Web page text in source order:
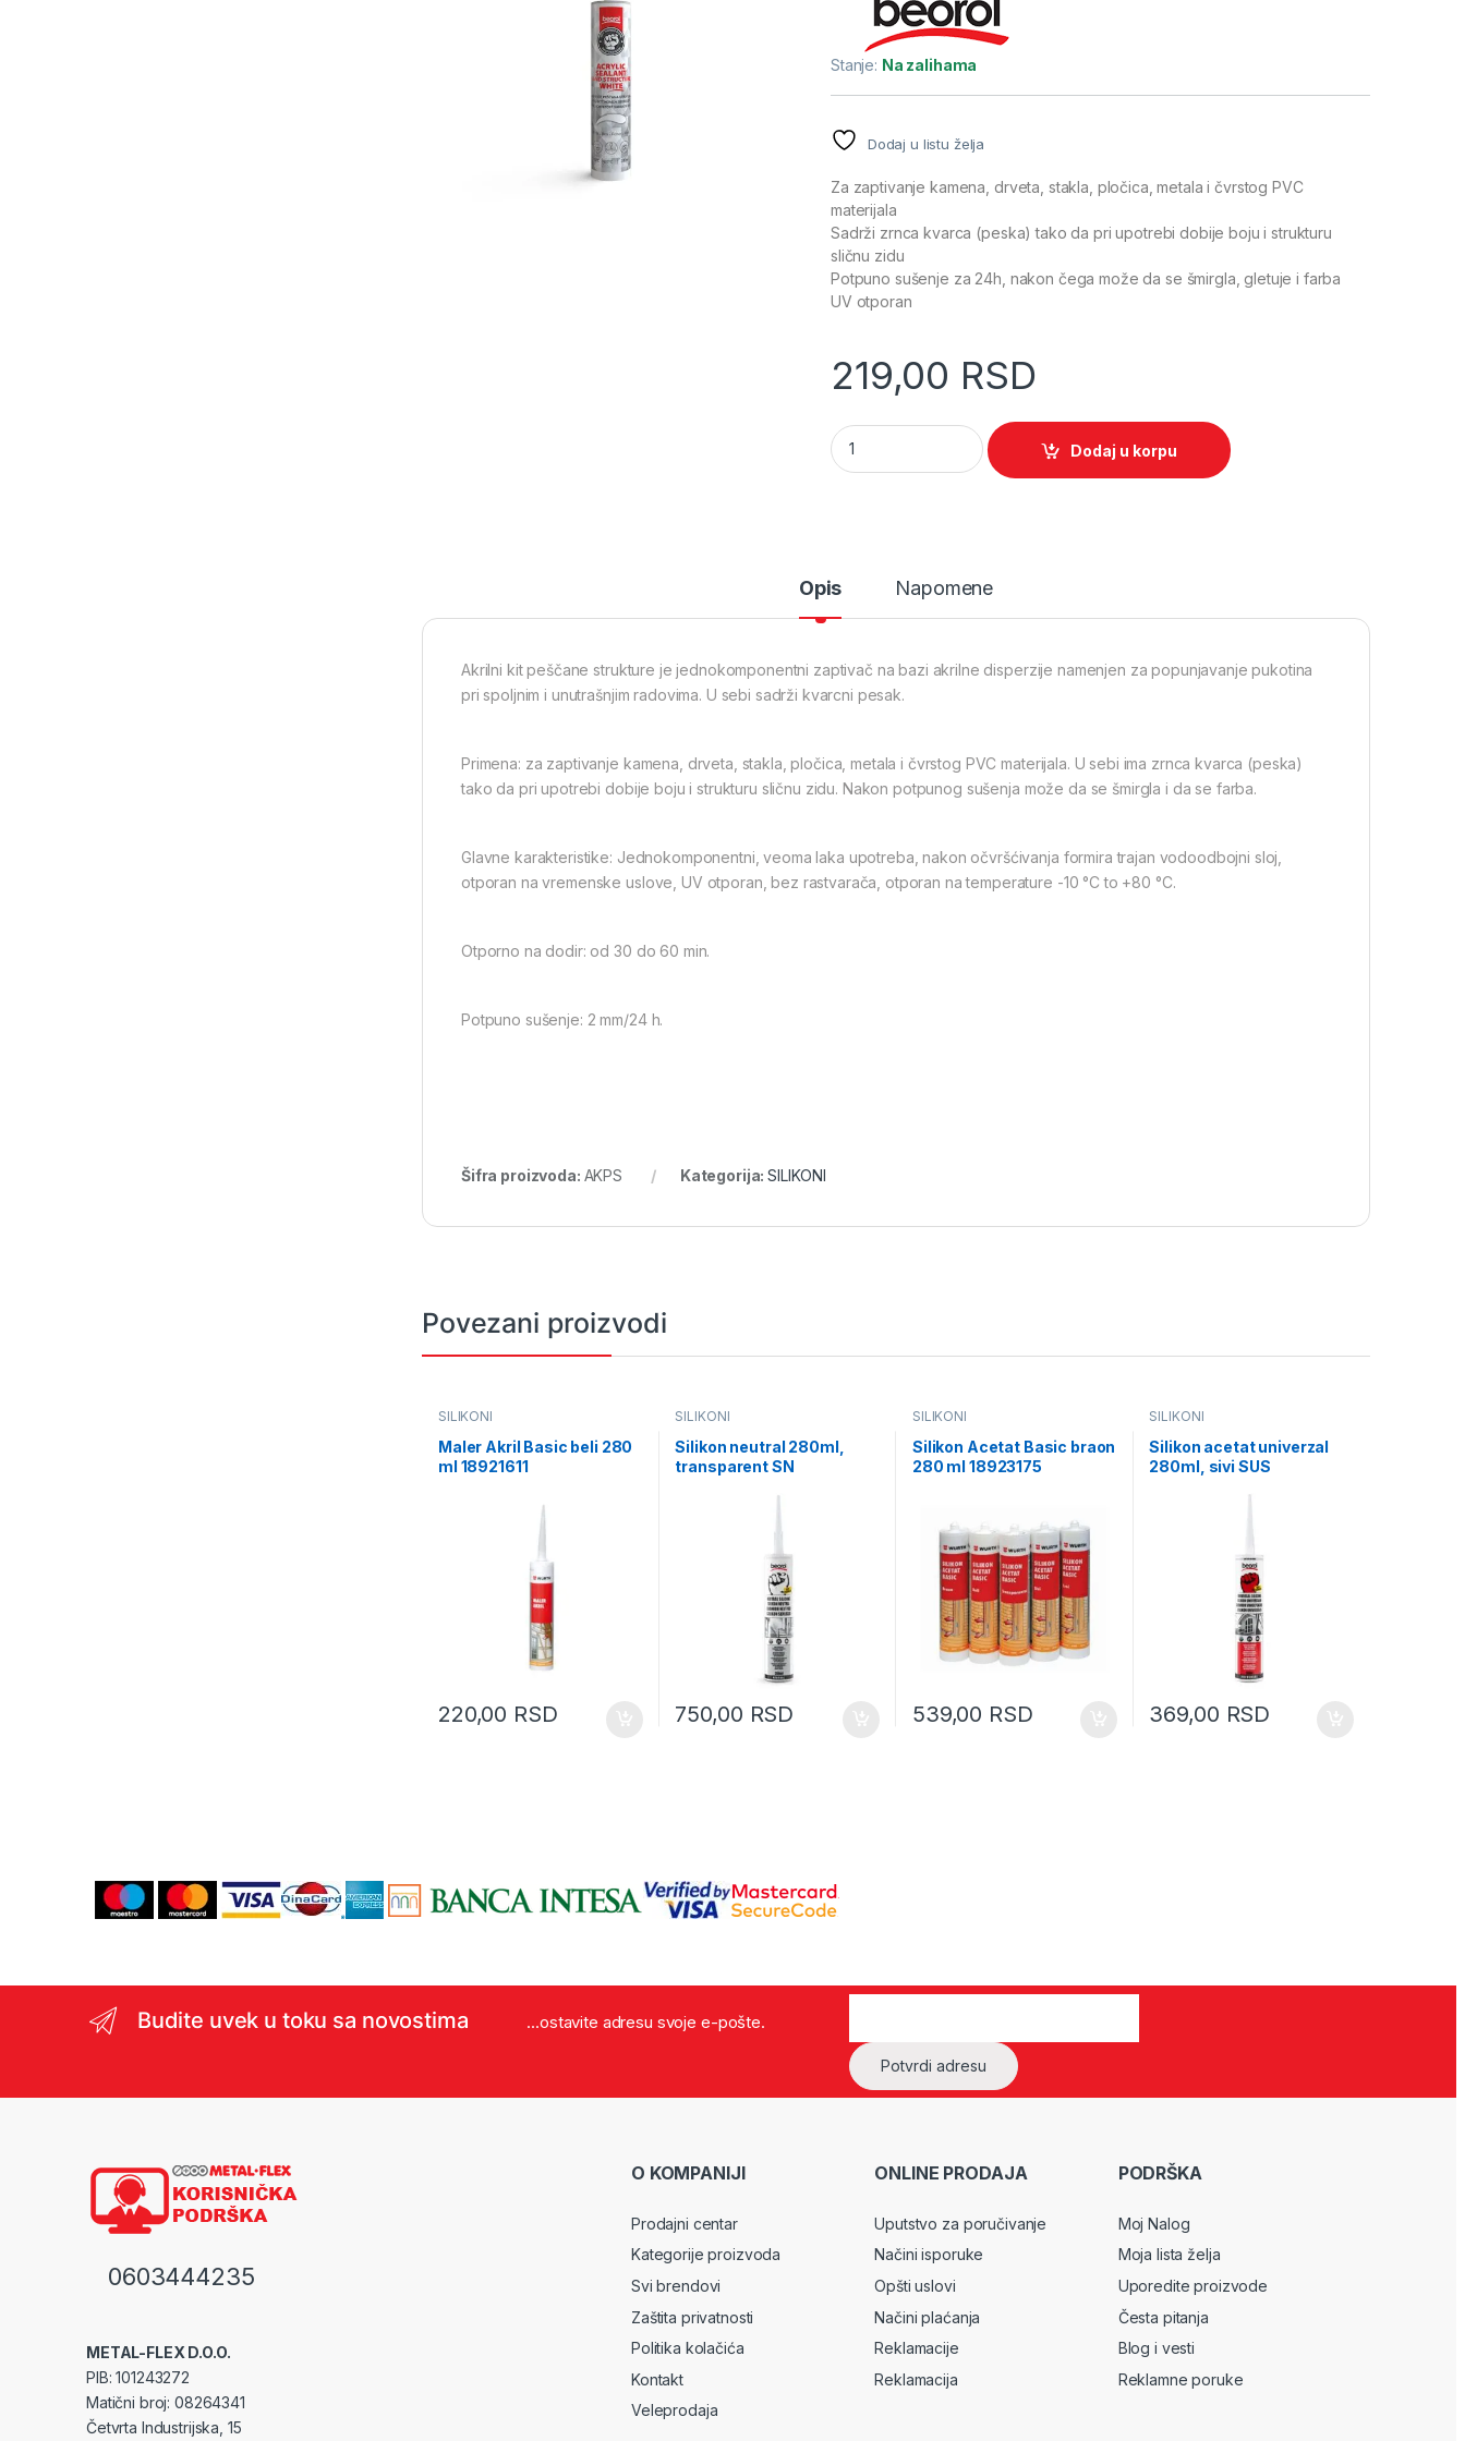
Stanje: Na zalihama
Dodaj u listu želja
Za zaptivanje kamena, drveta, stakla, pločica, metala i čvrstog PVC
materijala
Sadrži zrnca kvarca (peska) tako da pri upotrebi dobije boju i strukturu
sličnu zidu
Potpuno sušenje za 24h, nakon čega može da se šmirgla, gletuje i farba
UV otporan
219,00 RSD
Akrilni kit 280ml pesčana struktura (AKPS) quantity
Dodaj u korpu
Opis Napomene
Akrilni kit peščane strukture je jednokomponentni zaptivač na bazi akrilne disperzije namenjen za popunjavanje pukotina
pri spoljnim i unutrašnjim radovima. U sebi sadrži kvarcni pesak.
Primena: za zaptivanje kamena, drveta, stakla, pločica, metala i čvrstog PVC materijala. U sebi ima zrnca kvarca (peska)
tako da pri upotrebi dobije boju i strukturu sličnu zidu. Nakon potpunog sušenja može da se šmirgla i da se farba.
Glavne karakteristike: Jednokomponentni, veoma laka upotreba, nakon očvršćivanja formira trajan vodoodbojni sloj,
otporan na vremenske uslove, UV otporan, bez rastvarača, otporan na temperature -10 °C to +80 °C.
Otporno na dodir: od 30 do 60 min.
Potpuno sušenje: 2 mm/24 h.
Šifra proizvoda: AKPS Kategorija:SILIKONI
Povezani proizvodi
SILIKONI
Maler Akril Basic beli 280
ml 18921611
220,00 RSD
SILIKONI
Silikon neutral 280ml,
transparent SN
750,00 RSD
SILIKONI
Silikon Acetat Basic braon
280 ml 18923175
539,00 RSD
SILIKONI
Silikon acetat univerzal
280ml, sivi SUS
369,00 RSD
Budite uvek u toku sa novostima ...ostavite adresu svoje e-pošte.
0603444235
METAL-FLEX D.O.O.
PIB: 101243272
Matični broj: 08264341
Četvrta Industrijska, 15
O KOMPANIJI
Prodajni centar
Kategorije proizvoda
Svi brendovi
Zaštita privatnosti
Politika kolačića
Kontakt
Veleprodaja
ONLINE PRODAJA
Uputstvo za poručivanje
Načini isporuke
Opšti uslovi
Načini plaćanja
Reklamacije
Reklamacija
PODRŠKA
Moj Nalog
Moja lista želja
Uporedite proizvode
Česta pitanja
Blog i vesti
Reklamne poruke